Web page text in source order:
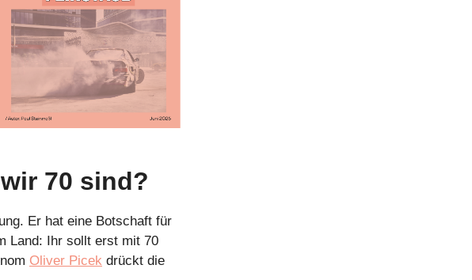
70 sind?
Er hat eine Botschaft für
Land: Ihr sollt erst mit 70
Oliver Picek drückt die